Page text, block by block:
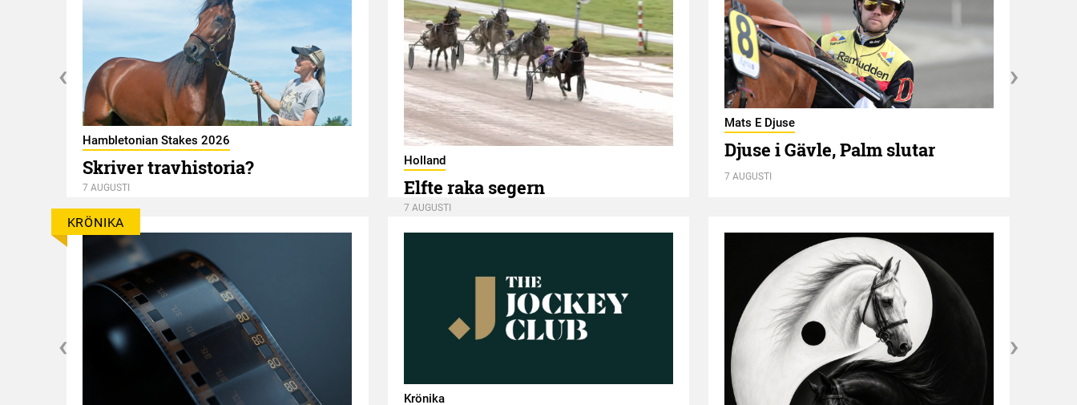
Hambletonian Stakes 2026
Skriver travhistoria?
7 AUGUSTI
Holland
Elfte raka segern
7 AUGUSTI
Mats E Djuse
Djuse i Gävle, Palm slutar
7 AUGUSTI
KRÖNIKA
Krönika